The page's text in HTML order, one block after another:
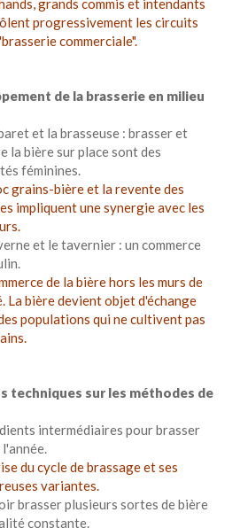
grands commis et intendants
progressivement les circuits
commerciale".
de la brasserie en milieu
et la brasseuse : brasser et
la bière sur place sont des
féminines.
grains-bière et la revente des
impliquent une synergie avec les
et le tavernier : un commerce
de la bière hors les murs de
La bière devient objet d'échange
populations qui ne cultivent pas
techniques sur les méthodes de
intermédiaires pour brasser
du cycle de brassage et ses
variantes.
brasser plusieurs sortes de bière
constante.